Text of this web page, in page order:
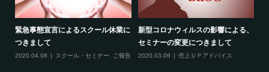
緊急事態宣言によるスクール休業に
つきまして
2020.04.08 スクール・セミナー ご報告
新型コロナウィルスの影響による、
セミナーの変更につきまして
2020.03.06 売上ＵＰアドバイス